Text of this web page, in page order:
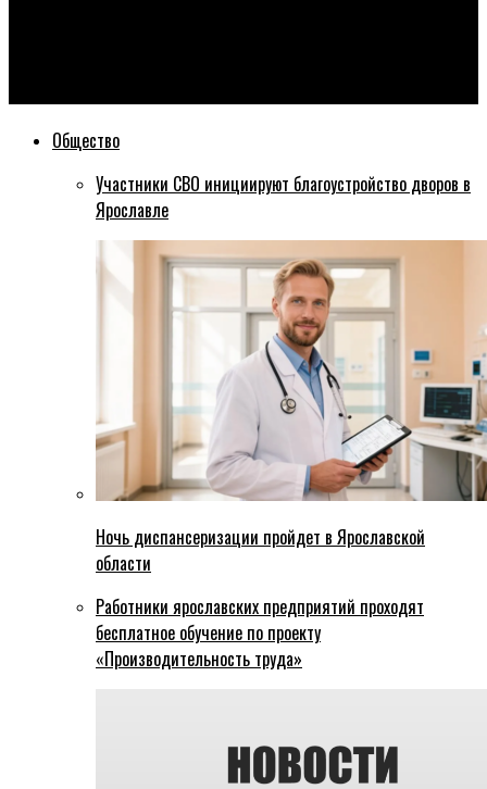
Общество
Участники СВО инициируют благоустройство дворов в
Ярославле
Ночь диспансеризации пройдет в Ярославской
области
Работники ярославских предприятий проходят
бесплатное обучение по проекту
«Производительность труда»